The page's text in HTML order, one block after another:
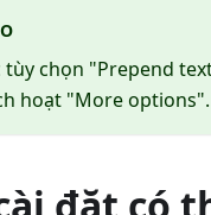
tùy chọn "Prepend
hoạt "More options".
đặt có